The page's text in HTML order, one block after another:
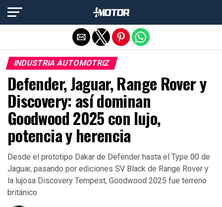
INDUSTRIA AUTOMOTRIZ
Defender, Jaguar, Range Rover y
Discovery: así dominan
Goodwood 2025 con lujo,
potencia y herencia
Desde el prototipo Dakar de Defender hasta el Type 00 de
Jaguar, pasando por ediciones SV Black de Range Rover y
la lujosa Discovery Tempest, Goodwood 2025 fue terreno
británico
Salir de la versión móvil